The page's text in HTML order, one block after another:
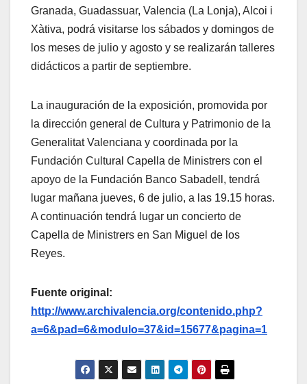
Granada, Guadassuar, Valencia (La Lonja), Alcoi i
Xàtiva, podrá visitarse los sábados y domingos de
los meses de julio y agosto y se realizarán talleres
didácticos a partir de septiembre.
La inauguración de la exposición, promovida por
la dirección general de Cultura y Patrimonio de la
Generalitat Valenciana y coordinada por la
Fundación Cultural Capella de Ministrers con el
apoyo de la Fundación Banco Sabadell, tendrá
lugar mañana jueves, 6 de julio, a las 19.15 horas.
A continuación tendrá lugar un concierto de
Capella de Ministrers en San Miguel de los
Reyes.
Fuente original:
http://www.archivalencia.org/contenido.php?
a=6&pad=6&modulo=37&id=15677&pagina=1